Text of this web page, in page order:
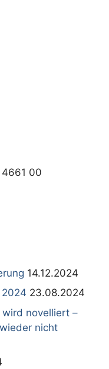
4661 00
14.12.2024
23.08.2024
novelliert –
nicht